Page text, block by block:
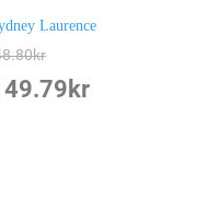
Laurence
kr
kr